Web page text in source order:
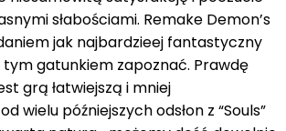
słabościami. Remake Demon’s
jak najbardzieej fantastyczny
tym gatunkiem zapoznać. Prawdę
grą łatwiejszą i mniej
wielu późniejszych odsłon z “Souls”